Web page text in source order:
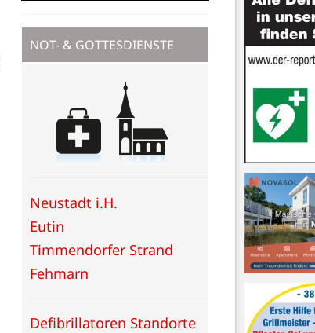
NOT- & GOTTESDIENSTE
Neustadt i.H.
Eutin
Timmendorfer Strand
Fehmarn
Defibrillatoren Standorte